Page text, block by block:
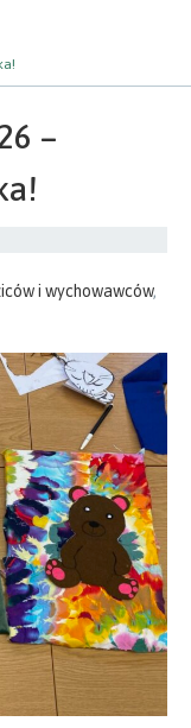
–
i wychowawców,